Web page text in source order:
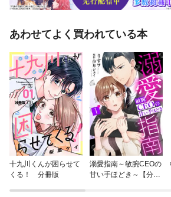
あわせてよく買われている本
十九川くんが困らせて
くる！ 分冊版
溺愛指南～敏腕CEOの
甘い手ほどき～【分冊